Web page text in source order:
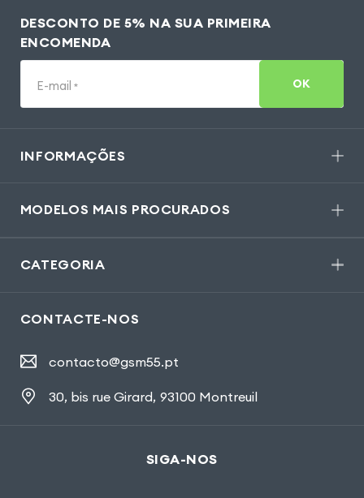
DESCONTO DE 5% NA SUA PRIMEIRA
ENCOMENDA
E-mail * OK
INFORMAÇÕES
MODELOS MAIS PROCURADOS
CATEGORIA
CONTACTE-NOS
contacto@gsm55.pt
30, bis rue Girard, 93100 Montreuil
SIGA-NOS